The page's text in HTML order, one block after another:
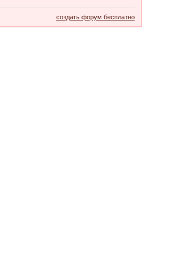
создать форум бесплатно